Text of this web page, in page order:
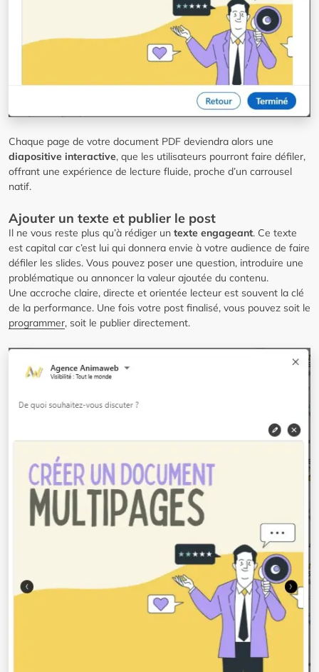
Chaque page de votre document PDF deviendra alors une
diapositive interactive, que les utilisateurs pourront faire défiler,
offrant une expérience de lecture fluide, proche d’un carrousel
natif.
Ajouter un texte et publier le post
Il ne vous reste plus qu’à rédiger un texte engageant. Ce texte
est capital car c’est lui qui donnera envie à votre audience de faire
défiler les slides. Vous pouvez poser une question, introduire une
problématique ou annoncer la valeur ajoutée du contenu.
Une accroche claire, directe et orientée lecteur est souvent la clé
de la performance. Une fois votre post finalisé, vous pouvez soit le
programmer, soit le publier directement.